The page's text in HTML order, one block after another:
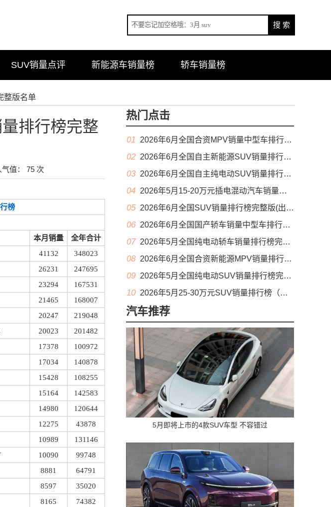
SUV销量点评 新能源车销量榜 轿车销量榜
整版名单
排行榜完整
气值： 75 次
榜
本月销量
全年合计
41132
348023
26231
247695
23294
167531
21465
168007
20247
219048
20023
201482
17378
100972
17034
140878
15428
108255
15164
142583
14980
120644
12275
43878
10989
131146
10090
99748
8881
64791
8597
35020
8165
74382
热门点击
01 2026年6月全国合资MPV销量中型车排行榜完整版(零售量
02 2026年6月全国自主新能源SUV销量排行榜完整版(零售量
03 2026年6月全国自主纯电动SUV销量排行榜完整版(零售量
04 2026年5月15-20万元插电混动汽车销量排行榜（零售量）
05 2026年6月全国SUV销量排行榜完整版(出口量
06 2026年6月全国国产轿车销量中型车排行榜完整版(零售量
07 2026年5月全国纯电动轿车销量排行榜完整版(批发量
08 2026年6月全国合资新能源MPV销量排行榜完整版(零售量
09 2026年5月全国纯电动SUV销量排行榜完整版(零售量
10 2026年5月25-30万元SUV销量排行榜（零售量）
汽车推荐
5月即将上市的4款SUV车型 不容错过